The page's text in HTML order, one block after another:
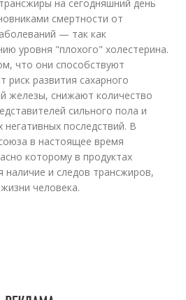
на сегодняшний день
смертности от
— так как
уровня "плохого" холестерина.
что они способствуют
развития сахарного
железы, снижают количество
сильного пола и
последствий. В
в настоящее время
которому в продуктах
наличие и следов трансжиров,
человека.